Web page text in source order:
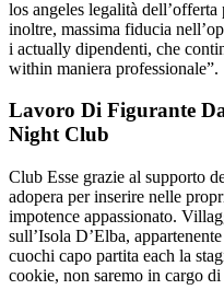
los angeles legalità
inoltre, massima fiducia
i actually dipendenti, che
within maniera professionale”.
Lavoro Di Figurante
Night Club
Club Esse grazie al supporto
adopera per inserire nelle
impotence appassionato.
sull’Isola D’Elba,
cuochi capo partita each la
cookie, non saremo in cargo